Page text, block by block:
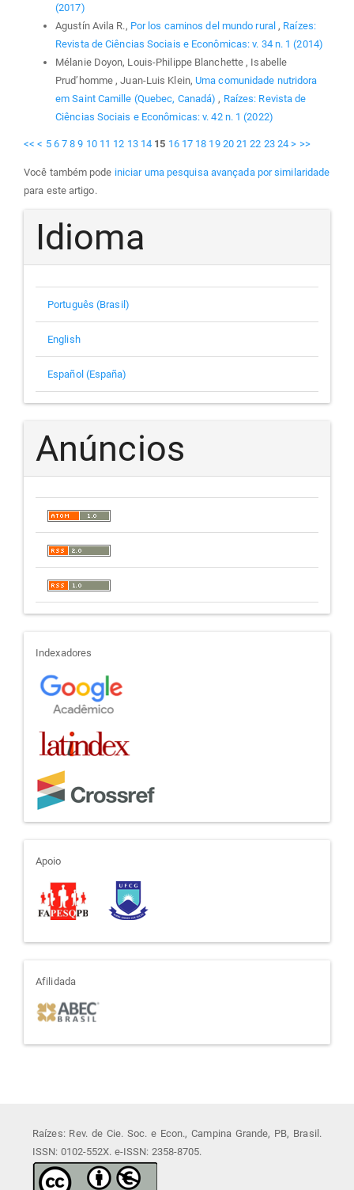
(2017)
Agustín Avila R., Por los caminos del mundo rural , Raízes:
Revista de Ciências Sociais e Econômicas: v. 34 n. 1 (2014)
Mélanie Doyon, Louis-Philippe Blanchette , Isabelle
Prud’homme , Juan-Luis Klein,Uma comunidade nutridora
em Saint Camille (Quebec, Canadá) , Raízes: Revista de
Ciências Sociais e Econômicas: v. 42 n. 1 (2022)
<< < 5 6 7 8 9 10 11 12 13 14 15 16 17 18 19 20 21 22 23 24 > >>
Você também pode iniciar uma pesquisa avançada por similaridade
para este artigo.
Idioma
Português (Brasil)
English
Español (España)
Anúncios
indexadores
Indexadores
apoio
Apoio
afiliada
Afilidada
Raízes: Rev. de Cie. Soc. e Econ., Campina Grande, PB, Brasil.
ISSN: 0102-552X. e-ISSN: 2358-8705.